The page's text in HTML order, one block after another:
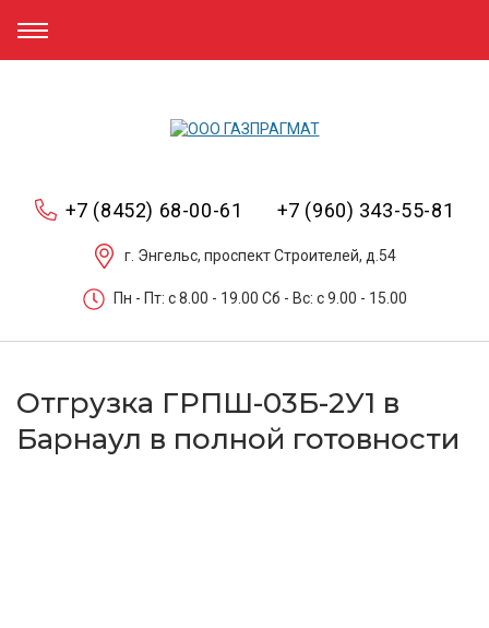
+7 (8452) 68-00-61 +7 (960) 343-55-81
г. Энгельс, проспект Строителей, д.54
Пн - Пт: c 8.00 - 19.00 Сб - Вс: c 9.00 - 15.00
Отгрузка ГРПШ-03Б-2У1 в
Барнаул в полной готовности